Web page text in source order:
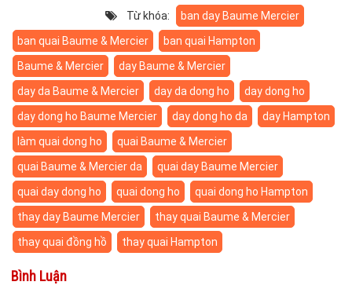
Từ khóa:
ban day Baume Mercier
ban quai Baume & Mercier
ban quai Hampton
Baume & Mercier
day Baume & Mercier
day da Baume & Mercier
day da dong ho
day dong ho
day dong ho Baume Mercier
day dong ho da
day Hampton
làm quai dong ho
quai Baume & Mercier
quai Baume & Mercier da
quai day Baume Mercier
quai day dong ho
quai dong ho
quai dong ho Hampton
thay day Baume Mercier
thay quai Baume & Mercier
thay quai đồng hồ
thay quai Hampton
Bình Luận